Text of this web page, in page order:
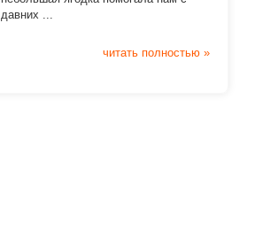
давних ...
читать полностью »